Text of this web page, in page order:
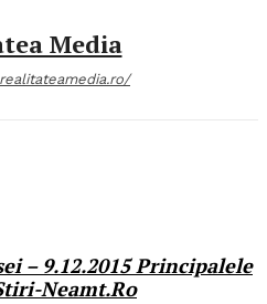
Media
– 9.12.2015 Principalele
Neamt.ro